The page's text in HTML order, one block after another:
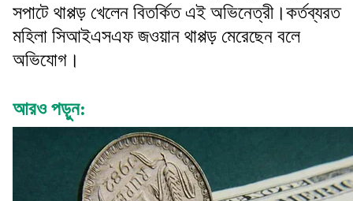
সপাটে থাপ্পড় খেলেন বিতর্কিত এই অভিনেত্রী।কর্তব্যরত
মহিলা সিআইএসএফ জওয়ান থাপ্পড় মেরেছেন বলে
অভিযোগ।
আরও পড়ুন: